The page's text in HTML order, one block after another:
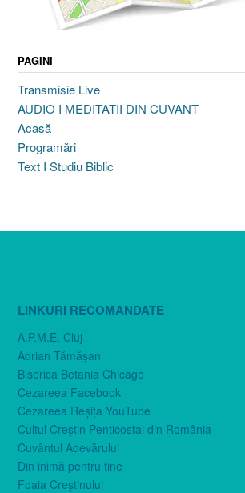
PAGINI
Transmisie Live
AUDIO I MEDITATII DIN CUVANT
Acasă
Programări
Text I Studiu Biblic
LINKURI RECOMANDATE
A.P.M.E. Cluj
Adrian Tămăşan
Biserica Betania Chicago
Cezareea Facebook
Cezareea Reşiţa YouTube
Cultul Creştin Penticostal din România
Cuvântul Adevărului
Din inimă pentru tine
Foaia Creştinului